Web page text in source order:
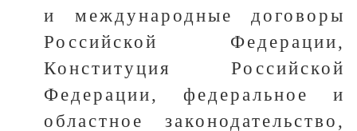
и международные договоры
Российской Федерации,
Конституция Российской
Федерации, федеральное и
областное законодательство,